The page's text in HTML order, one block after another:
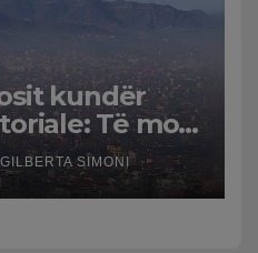
kundër
Të mos
e
GILBERTA SIMONI